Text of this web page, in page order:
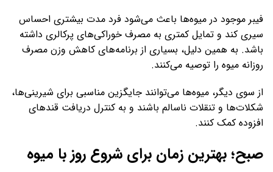
فیبر موجود در میوه‌ها باعث می‌شود فرد مدت بیشتری احساس
سیری کند و تمایل کمتری به مصرف خوراکی‌های پرکالری داشته
باشد. به همین دلیل، بسیاری از برنامه‌های کاهش وزن مصرف
روزانه میوه را توصیه می‌کنند.
از سوی دیگر، میوه‌ها می‌توانند جایگزین مناسبی برای شیرینی‌ها،
شکلات‌ها و تنقلات ناسالم باشند و به کنترل دریافت قندهای
افزوده کمک کنند.
صبح؛ بهترین زمان برای شروع روز با میوه